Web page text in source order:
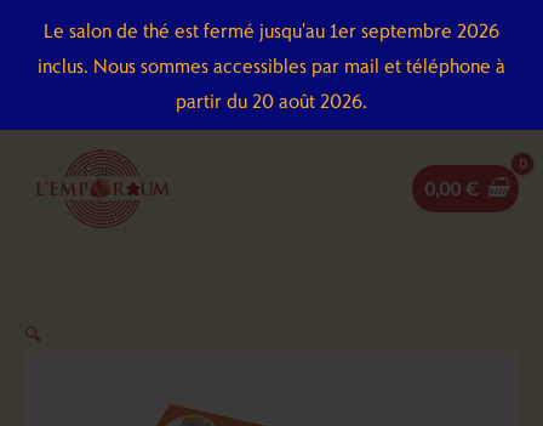
Le salon de thé est fermé jusqu'au 1er septembre 2026
inclus. Nous sommes accessibles par mail et téléphone à
partir du 20 août 2026.
contenu
0,00 €
🔍
quantité